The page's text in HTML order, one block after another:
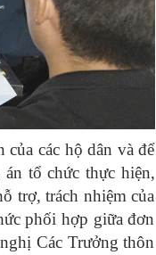
các hộ dân và để
án tổ chức thực hiện,
trợ, trách nhiệm của
phối hợp giữa đơn
Các Trưởng thôn